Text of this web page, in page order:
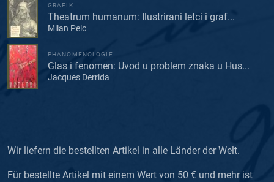
GRAFIK
Theatrum humanum: Ilustrirani letci i graf...
Milan Pelc
PHÄNOMENOLOGIE
Glas i fenomen: Uvod u problem znaka u Hus...
Jacques Derrida
Wir liefern die bestellten Artikel in alle Länder der Welt.
Für bestellte Artikel mit einem Wert von 50 € und mehr ist